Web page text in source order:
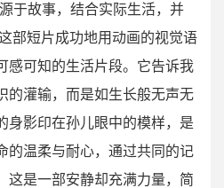
于故事，结合实际生活，并
这部短片成功地用动画的视觉语
感可知的生活片段。它告诉我
的灌输，而是如生长般无声无
影印在孙儿眼中的模样，是
的温柔与耐心，通过共同的记
这是一部安静却充满力量，简